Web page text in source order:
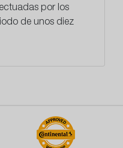
por los
de unos diez